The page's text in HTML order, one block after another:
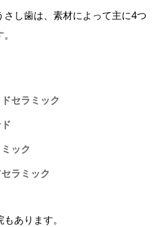
し歯は、素材によって主に4つ
セラミック
ック
ラミック
あります。